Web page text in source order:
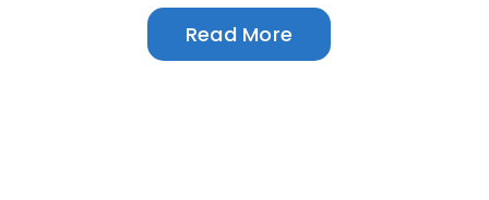
Read More